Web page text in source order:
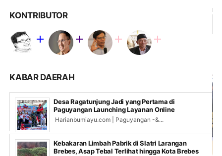
KONTRIBUTOR
KABAR DAERAH
Desa Ragatunjung Jadi yang Pertama di
Paguyangan Launching Layanan Online
Harianbumiayu.com | Paguyangan -&...
Kebakaran Limbah Pabrik di Slatri Larangan
Brebes, Asap Tebal Terlihat hingga Kota Brebes